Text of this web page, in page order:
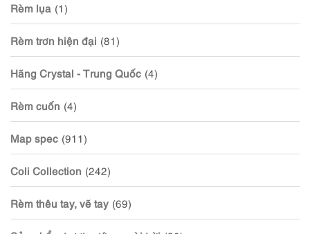
Rèm lụa (1)
Rèm trơn hiện đại (81)
Hãng Crystal - Trung Quốc (4)
Rèm cuốn (4)
Map spec (911)
Coli Collection (242)
Rèm thêu tay, vẽ tay (69)